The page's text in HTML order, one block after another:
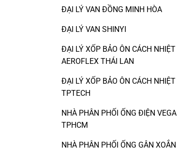
ĐẠI LÝ VAN ĐỒNG MINH HÒA
ĐẠI LÝ VAN SHINYI
ĐẠI LÝ XỐP BẢO ÔN CÁCH NHIỆT
AEROFLEX THÁI LAN
ĐẠI LÝ XỐP BẢO ÔN CÁCH NHIỆT
TPTECH
NHÀ PHÂN PHỐI ỐNG ĐIỆN VEGA
TPHCM
NHÀ PHÂN PHỐI ỐNG GÂN XOẮN